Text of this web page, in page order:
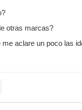
otras marcas?
aclare un poco las